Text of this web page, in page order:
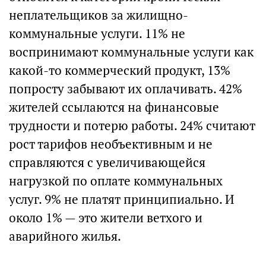
неплательщиков за жилищно-
коммунальные услуги. 11% не
воспринимают коммунальные услуги как
какой-то коммерческий продукт, 13%
попросту забывают их оплачивать. 42%
жителей ссылаются на финансовые
трудности и потерю работы. 24% считают
рост тарифов необъективным и не
справляются с увеличивающейся
нагрузкой по оплате коммунальных
услуг. 9% не платят принципиально. И
около 1% — это жители ветхого и
аварийного жилья.